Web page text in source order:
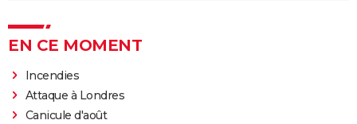
EN CE MOMENT
Incendies
Attaque à Londres
Canicule d'août